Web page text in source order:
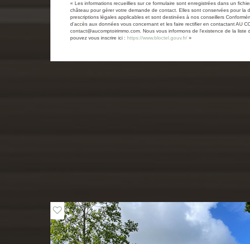
« Les informations recueillies sur ce formulaire sont enregistrées dans un
château pour gérer votre demande de contact. Elles sont conservées pour
prescriptions légales applicables et sont destinées à nos conseillers
d'accès aux données vous concernant et les faire rectifier en contactant AU
contact@aucomptoirimmo.com. Nous vous informons de l'existence de la
pouvez vous inscrire ici : https://www.bloctel.gouv.fr/ »